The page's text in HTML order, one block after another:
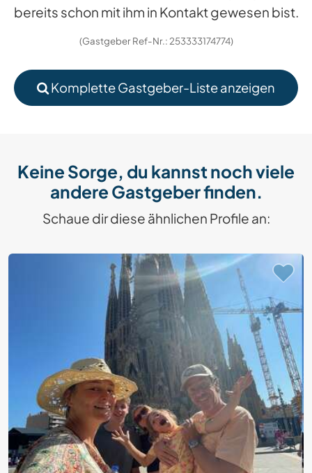
bereits schon mit ihm in Kontakt gewesen bist.
(Gastgeber Ref-Nr.: 253333174774)
Komplette Gastgeber-Liste anzeigen
Keine Sorge, du kannst noch viele
andere Gastgeber finden.
Schaue dir diese ähnlichen Profile an: